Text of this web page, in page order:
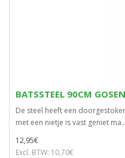
BATSSTEEL 90CM
De steel heeft een
met een nietje is vast geniet ma..
12,95€
Excl. BTW: 10,70€